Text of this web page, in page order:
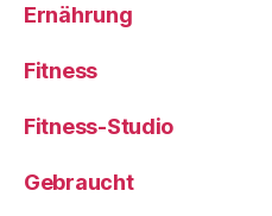
Ernährung
Fitness
Fitness-Studio
Gebraucht